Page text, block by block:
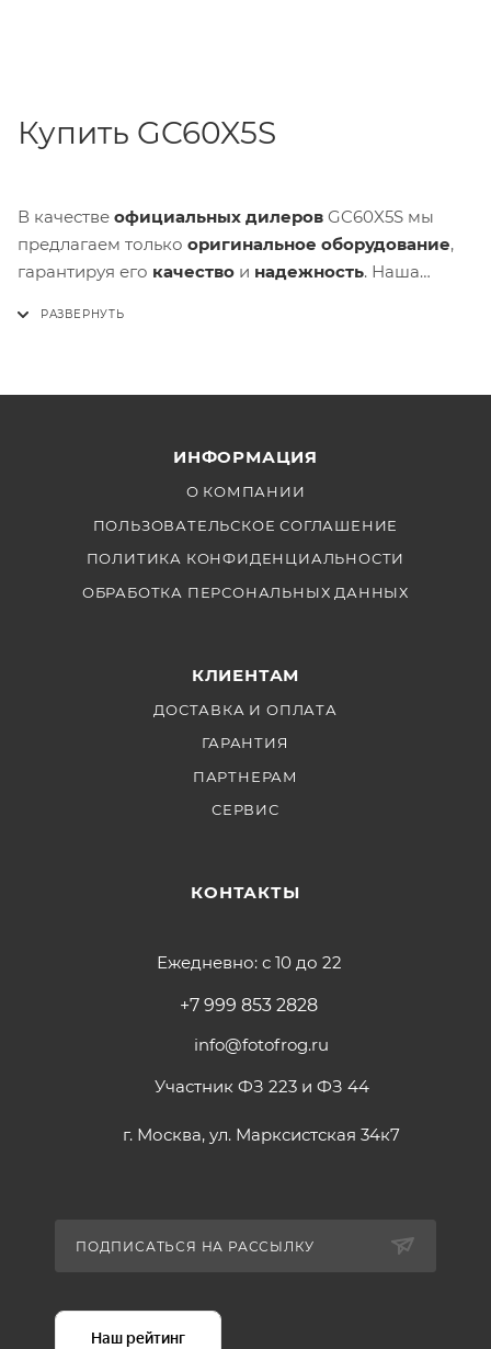
Купить GC60X5S
В качестве официальных дилеров GC60X5S мы
предлагаем только оригинальное оборудование,
гарантируя его качество и надежность. Наша
использовать его в полной мере. Мы также
предлагаем гарантию, чтобы в случае каких-либо
проблем вы смогли получить поддержку и
ИНФОРМАЦИЯ
О КОМПАНИИ
ПОЛЬЗОВАТЕЛЬСКОЕ СОГЛАШЕНИЕ
ПОЛИТИКА КОНФИДЕНЦИАЛЬНОСТИ
ОБРАБОТКА ПЕРСОНАЛЬНЫХ ДАННЫХ
КЛИЕНТАМ
ДОСТАВКА И ОПЛАТА
ГАРАНТИЯ
ПАРТНЕРАМ
СЕРВИС
КОНТАКТЫ
Ежедневно: с 10 до 22
+7 999 853 2828
info@fotofrog.ru
Участник ФЗ 223 и ФЗ 44
г. Москва, ул. Марксистская 34к7
ПОДПИСАТЬСЯ НА РАССЫЛКУ